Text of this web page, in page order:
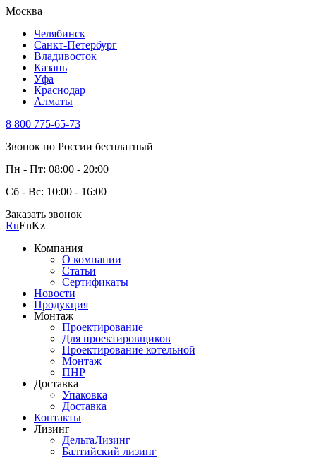
Москва
Челябинск
Санкт-Петербург
Владивосток
Казань
Уфа
Краснодар
Алматы
8 800 775-65-73
Звонок по России бесплатный
Пн - Пт: 08:00 - 20:00
Сб - Вс: 10:00 - 16:00
Заказать звонок
RuEnKz
Компания
О компании
Статьи
Сертификаты
Новости
Продукция
Монтаж
Проектирование
Для проектировщиков
Проектирование котельной
Монтаж
ПНР
Доставка
Упаковка
Доставка
Контакты
Лизинг
ДельтаЛизинг
Балтийский лизинг